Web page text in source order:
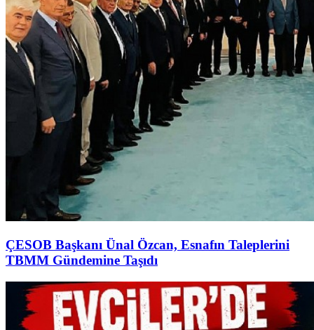
ÇESOB Başkanı Ünal Özcan, Esnafın Taleplerini
TBMM Gündemine Taşıdı